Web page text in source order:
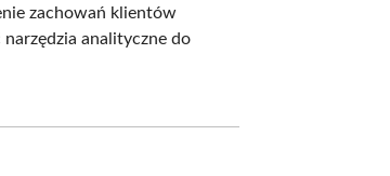
zachowań klientów
analityczne do